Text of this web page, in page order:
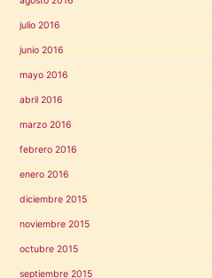
julio 2016
junio 2016
mayo 2016
abril 2016
marzo 2016
febrero 2016
enero 2016
diciembre 2015
noviembre 2015
octubre 2015
septiembre 2015